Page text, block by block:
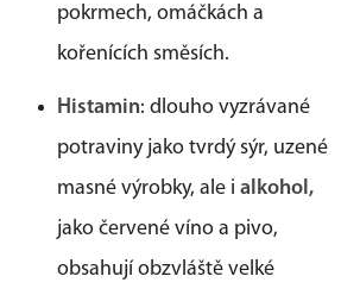
pokrmech, omáčkách a
kořenících směsích.
Histamin: dlouho vyzrávané
potraviny jako tvrdý sýr, uzené
masné výrobky, ale ialkohol,
jako červené víno a pivo,
obsahují obzvláště velké